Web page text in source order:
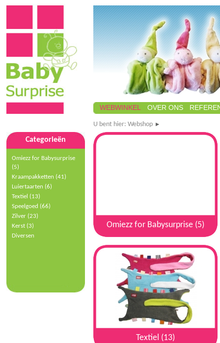
WEBWINKEL OVER ONS
Categorieën
Omiezz for Babysurprise
(5)
Kraampakketten (41)
Luiertaarten (6)
Textiel (13)
Speelgoed (66)
Zilver (23)
Kerst (3)
Diversen
U bent hier: Webshop
Omiezz for Babysurprise (5)
Textiel (13)